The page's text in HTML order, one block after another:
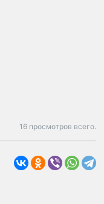
16 просмотров всего.